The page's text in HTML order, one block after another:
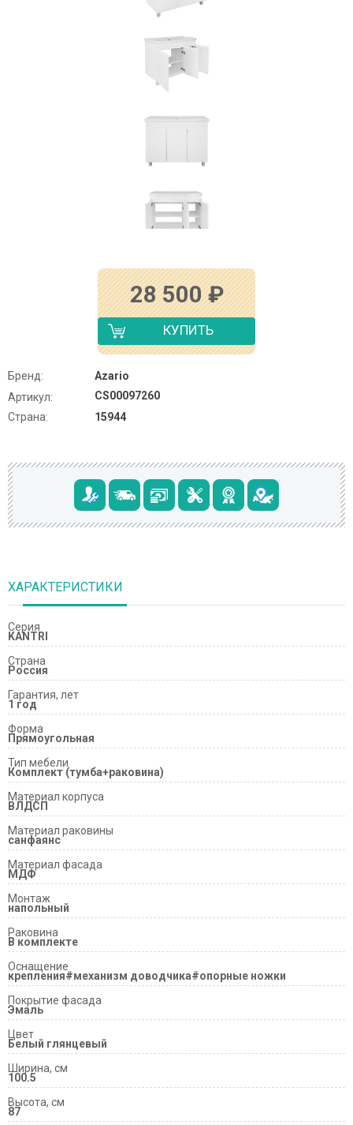
28 500 ₽
КУПИТЬ
Бренд:
Azario
Артикул:
CS00097260
Страна:
15944
ХАРАКТЕРИСТИКИ
Серия
KANTRI
Страна
Россия
Гарантия, лет
1 год
Форма
Прямоугольная
Тип мебели
Комплект (тумба+раковина)
Материал корпуса
ВЛДСП
Материал раковины
санфаянс
Материал фасада
МДФ
Монтаж
напольный
Раковина
В комплекте
Оснащение
крепления#механизм доводчика#опорные ножки
Покрытие фасада
Эмаль
Цвет
Белый глянцевый
Ширина, см
100.5
Высота, см
87